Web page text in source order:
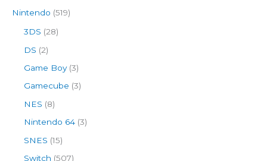
Nintendo (519)
3DS (28)
DS (2)
Game Boy(3)
Gamecube (3)
NES (8)
Nintendo 64 (3)
SNES (15)
Switch (507)